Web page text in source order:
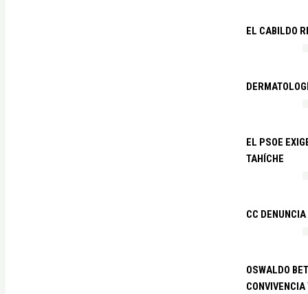
EL CABILDO
EL PSOE
TAHÍCHE
CC
OSWALDO